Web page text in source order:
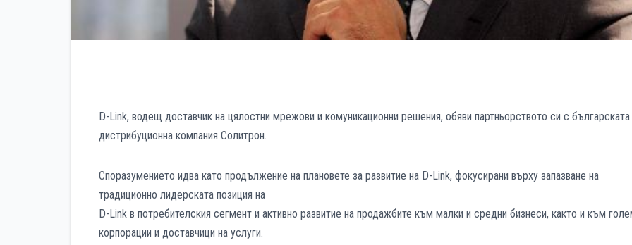
D-Link, водещ доставчик на цялостни мрежови и комуникационни решения, обяви партньорството си с българската
дистрибуционна компания Солитрон.
Споразумението идва като продължение на плановете за развитие на D-Link, фокусирани върху запазване на
традиционно лидерската позиция на
D-Link в потребителския сегмент и активно развитие на продажбите към малки и средни бизнеси, както и към
корпорации и доставчици на услуги.